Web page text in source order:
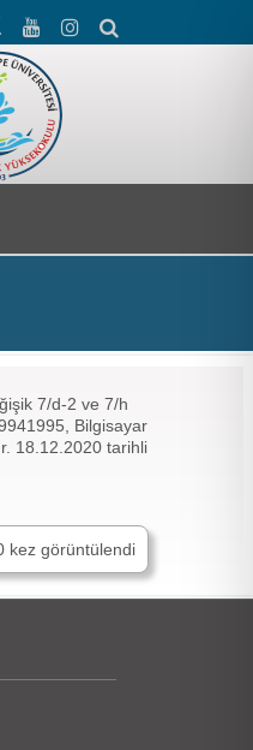
7/d-2 ve 7/h
Bilgisayar
18.12.2020 tarihli
kez görüntülendi